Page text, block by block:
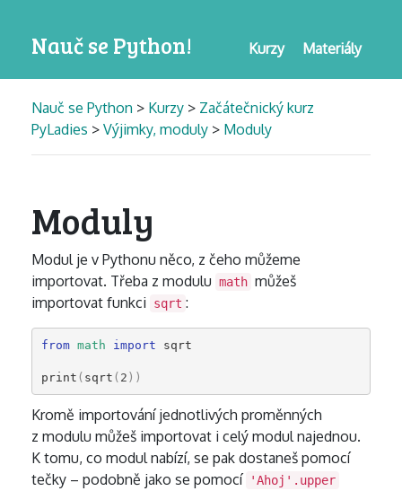
Nauč se Python! Materiály
Kurzy
Nauč se Python > Kurzy > Začátečnický kurz
PyLadies > Výjimky, moduly > Moduly
Moduly
Modul je v Pythonu něco, z čeho můžeme
importovat. Třeba z modulu math můžeš
importovat funkci
sqrt :
from math import sqrt
print ( sqrt ( 2 ))
Kromě importování jednotlivých proměnných
z modulu můžeš importovat i celý modul najednou.
K tomu, co modul nabízí, se pak dostaneš pomocí
tečky – podobně jako se pomocí
'Ahoj'.upper